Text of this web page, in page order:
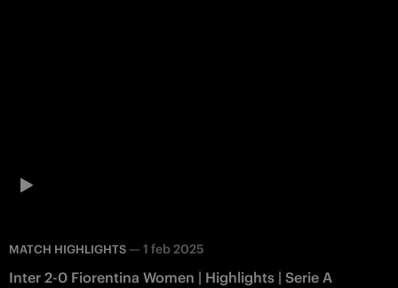
MATCH HIGHLIGHTS — 1 feb 2025
Inter 2-0 Fiorentina Women | Highlights | Serie A